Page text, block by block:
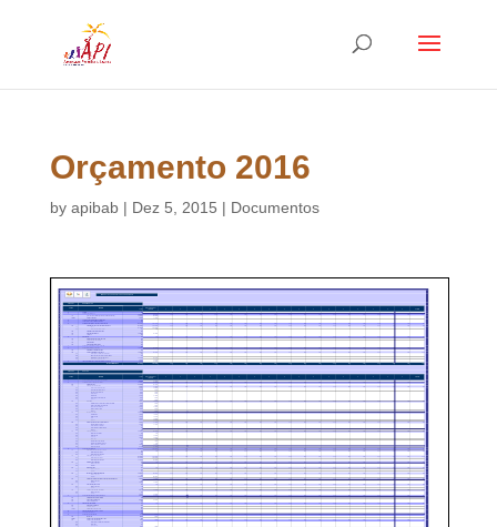
Orçamento 2016
by apibab| Dez 5, 2015 | Documentos